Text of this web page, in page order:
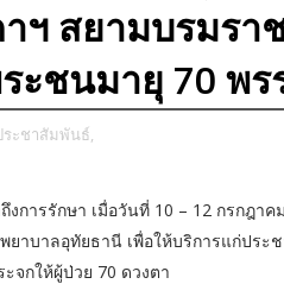
ฯ สยามบรมรา
ะชนมายุ 70 พร
ระชาสัมพันธ์,
การรักษา เมื่อวันที่ 10 – 12 กรกฎา
าบาลอุทัยธานี เพื่อให้บริการแก่ปร
จกให้ผู้ป่วย 70 ดวงตา